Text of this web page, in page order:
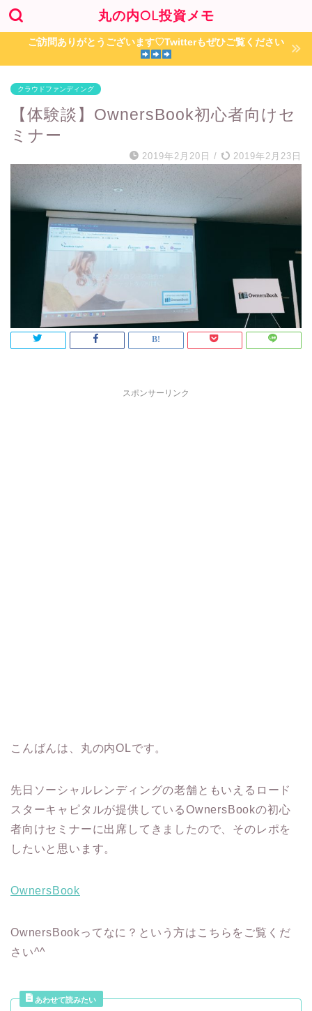
丸の内OL投資メモ
ご訪問ありがとうございます♡Twitterもぜひご覧ください
クラウドファンディング
【体験談】OwnersBook初心者向けセ
ミナー
2019年2月20日 / 2019年2月23日
スポンサーリンク
こんばんは、丸の内OLです。
先日ソーシャルレンディングの老舗ともいえるロード
スターキャピタルが提供しているOwnersBookの初心
者向けセミナーに出席してきましたので、そのレポを
したいと思います。
OwnersBook
OwnersBookってなに？という方はこちらをご覧くだ
さい^^